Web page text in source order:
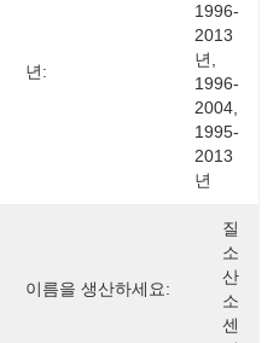
년:
1996-
2013
년,
1996-
2004,
1995-
2013
년
이름을 생산하세요:
질
소
산
소
센